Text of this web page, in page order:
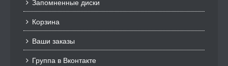
Запомненные диски
Корзина
Ваши заказы
Группа в Вконтакте